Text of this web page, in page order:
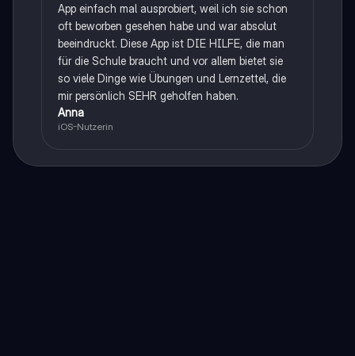
App einfach mal ausprobiert, weil ich sie schon
oft beworben gesehen habe und war absolut
beeindruckt. Diese App ist DIE HILFE, die man
für die Schule braucht und vor allem bietet sie
so viele Dinge wie Übungen und Lernzettel, die
mir persönlich SEHR geholfen haben.
Anna
iOS-Nutzerin